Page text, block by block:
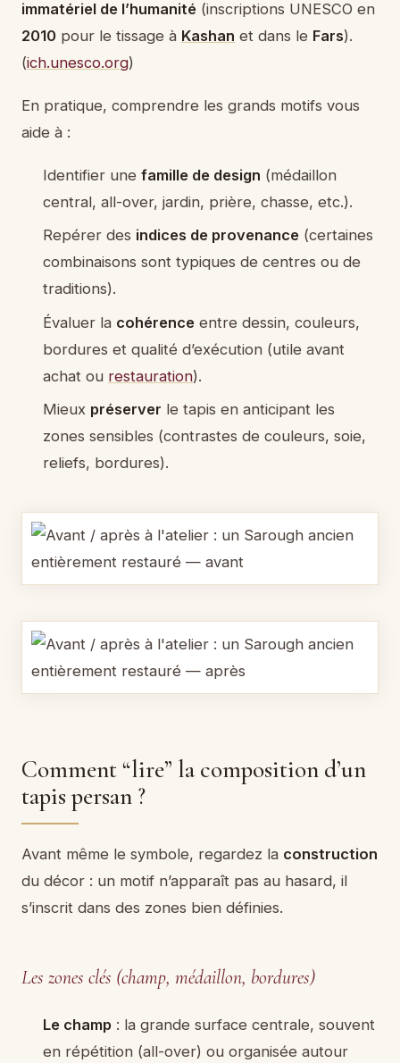
immatériel de l’humanité (inscriptions UNESCO en
2010 pour le tissage à Kashan et dans le Fars).
(ich.unesco.org)
En pratique, comprendre les grands motifs vous
aide à :
Identifier une famille de design (médaillon
central, all-over, jardin, prière, chasse, etc.).
Repérer des indices de provenance(certaines
combinaisons sont typiques de centres ou de
traditions).
Évaluer la cohérenceentre dessin, couleurs,
bordures et qualité d’exécution (utile avant
achat ou restauration).
Mieux préserver le tapis en anticipant les
zones sensibles (contrastes de couleurs, soie,
reliefs, bordures).
Comment “lire” la composition d’un
tapis persan ?
Avant même le symbole, regardez la construction
du décor : un motif n’apparaît pas au hasard, il
s’inscrit dans des zones bien définies.
Les zones clés (champ, médaillon, bordures)
Le champ : la grande surface centrale, souvent
en répétition (all-over) ou organisée autour